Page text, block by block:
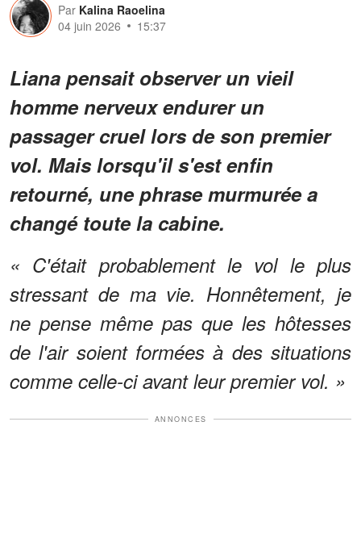
Par Kalina Raoelina
04 juin 2026
15:37
Liana pensait observer un vieil
homme nerveux endurer un
passager cruel lors de son premier
vol. Mais lorsqu'il s'est enfin
retourné, une phrase murmurée a
changé toute la cabine.
« C'était probablement le vol le plus
stressant de ma vie. Honnêtement, je
ne pense même pas que les hôtesses
de l'air soient formées à des situations
comme celle-ci avant leur premier vol. »
ANNONCES